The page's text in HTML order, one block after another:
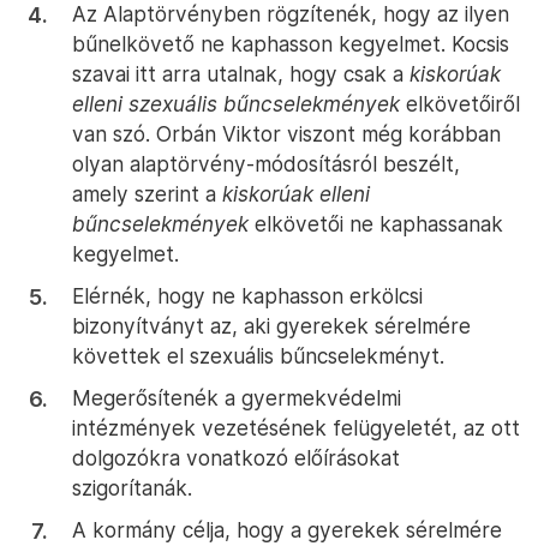
Az Alaptörvényben rögzítenék, hogy az ilyen
bűnelkövető ne kaphasson kegyelmet. Kocsis
szavai itt arra utalnak, hogy csak a kiskorúak
elleni szexuális bűncselekményekelkövetőiről
van szó. Orbán Viktor viszont még korábban
olyan alaptörvény-módosításról beszélt,
amely szerint a kiskorúak elleni
bűncselekményekelkövetői ne kaphassanak
kegyelmet.
Elérnék, hogy ne kaphasson erkölcsi
bizonyítványt az, aki gyerekek sérelmére
követtek el szexuális bűncselekményt.
Megerősítenék a gyermekvédelmi
intézmények vezetésének felügyeletét, az ott
dolgozókra vonatkozó előírásokat
szigorítanák.
A kormány célja, hogy a gyerekek sérelmére